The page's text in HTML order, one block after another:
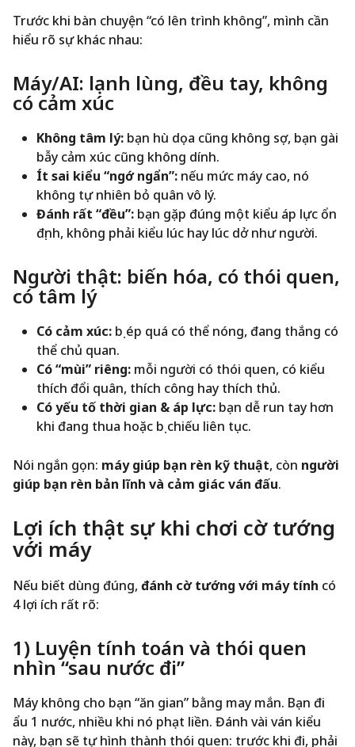
Trước khi bàn chuyện “có lên trình không”, mình cần
hiểu rõ sự khác nhau:
Máy/AI: lạnh lùng, đều tay, không
có cảm xúc
Không tâm lý: bạn hù dọa cũng không sợ, bạn gài
bẫy cảm xúc cũng không dính.
Ít sai kiểu “ngớ ngẩn”: nếu mức máy cao, nó
không tự nhiên bỏ quân vô lý.
Đánh rất “đều”: bạn gặp đúng một kiểu áp lực ổn
định, không phải kiểu lúc hay lúc dở như người.
Người thật: biến hóa, có thói quen,
có tâm lý
Có cảm xúc: bị ép quá có thể nóng, đang thắng có
thể chủ quan.
Có “mùi” riêng: mỗi người có thói quen, có kiểu
thích đổi quân, thích công hay thích thủ.
Có yếu tố thời gian & áp lực: bạn dễ run tay hơn
khi đang thua hoặc bị chiếu liên tục.
Nói ngắn gọn: máy giúp bạn rèn kỹ thuật, còn người
giúp bạn rèn bản lĩnh và cảm giác ván đấu.
Lợi ích thật sự khi chơi cờ tướng
với máy
Nếu biết dùng đúng,đánh cờ tướng với máy tính có
4 lợi ích rất rõ:
1) Luyện tính toán và thói quen
nhìn “sau nước đi”
Máy không cho bạn “ăn gian” bằng may mắn. Bạn đi
ẩu 1 nước, nhiều khi nó phạt liền. Đánh vài ván kiểu
này, bạn sẽ tự hình thành thói quen: trước khi đi, phải